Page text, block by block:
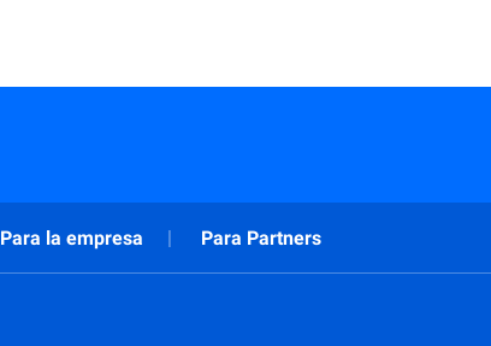
Para la empresa Para Partners